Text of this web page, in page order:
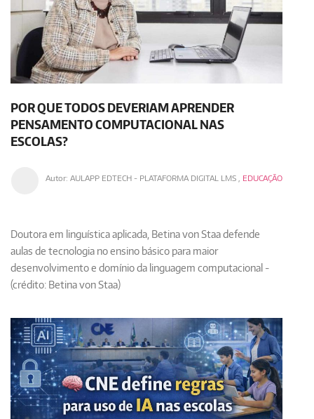
POR QUE TODOS DEVERIAM APRENDER
PENSAMENTO COMPUTACIONAL NAS
ESCOLAS?
Autor: AULAPP EDTECH - PLATAFORMA DIGITAL LMS, EDUCAÇÃO
Doutora em linguística aplicada, Betina von Staa defende
aulas de tecnologia no ensino básico para maior
desenvolvimento e domínio da linguagem computacional -
(crédito: Betina von Staa)